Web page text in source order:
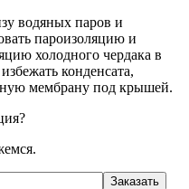
водяных паров и
пароизоляцию и
холодного чердака в
конденсата,
мембрану под крышей.
Заказать